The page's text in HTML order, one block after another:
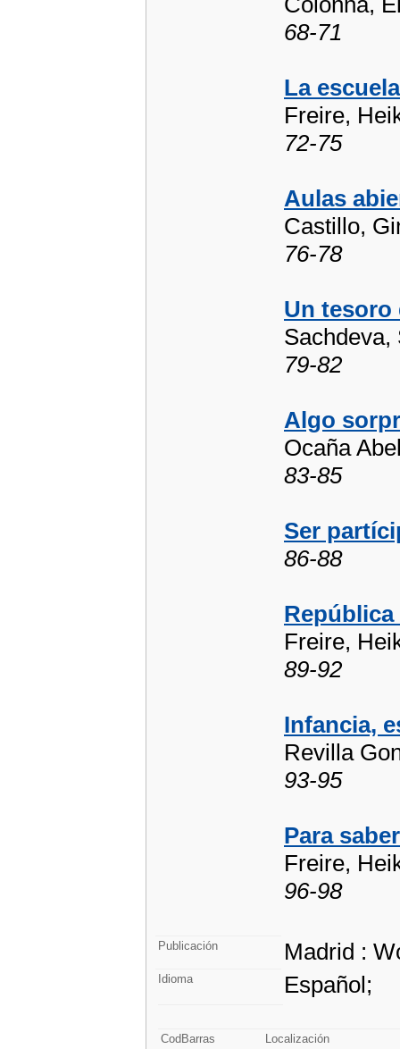
68-71
La
Freire,
72-75
Aulas
Castillo,
76-78
Un tesoro
Sachdeva,
79-82
Algo
Ocaña
83-85
Ser
86-88
Freire,
89-92
Infancia,
Revilla
93-95
Para
Freire,
96-98
Publicación Madrid :
Idioma Español;
CodBarras Localización